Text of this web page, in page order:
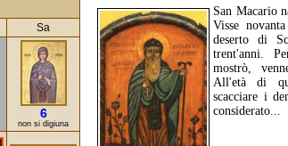
San Macario
Visse
deserto di
trent'anni.
mostrò,
All'età di
scacciare i
considerato...
Sa
6
non si digiuna